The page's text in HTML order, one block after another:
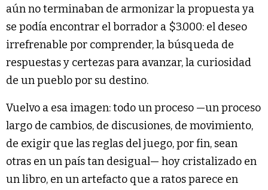
aún no terminaban de armonizar la propuesta ya
se podía encontrar el borrador a $3.000: el deseo
irrefrenable por comprender, la búsqueda de
respuestas y certezas para avanzar, la curiosidad
de un pueblo por su destino.
Vuelvo a esa imagen: todo un proceso —un proceso
largo de cambios, de discusiones, de movimiento,
de exigir que las reglas del juego, por fin, sean
otras en un país tan desigual— hoy cristalizado en
un libro, en un artefacto que a ratos parece en